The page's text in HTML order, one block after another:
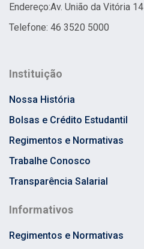
Endereço:Av. União da Vitória 14
Telefone: 46 3520 5000
Instituição
Nossa História
Bolsas e Crédito Estudantil
Regimentos e Normativas
Trabalhe Conosco
Transparência Salarial
Informativos
Regimentos e Normativas